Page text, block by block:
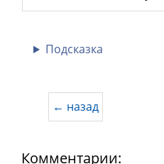
Подсказка
← назад
Комментарии: